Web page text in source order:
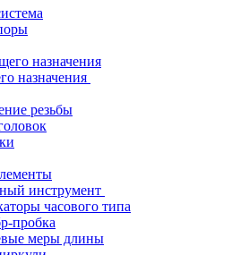
назначения
резьбы
инструмент
часового типа
пробка
меры длины